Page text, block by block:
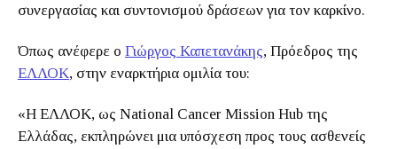
συνεργασίας και συντονισμού δράσεων για τον καρκίνο.
Όπως ανέφερε ο Γιώργος Καπετανάκης, Πρόεδρος της
ΕΛΛΟΚ, στην εναρκτήρια ομιλία του:
«Η ΕΛΛΟΚ, ως National Cancer Mission Hub της
Ελλάδας, εκπληρώνει μια υπόσχεση προς τους ασθενείς